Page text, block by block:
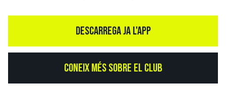
DESCARREGA JA L'APP
CONEIX MÉS SOBRE EL CLUB